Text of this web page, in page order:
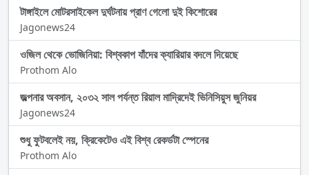
টাঙ্গাইলে মোটরসাইকেল দুর্ঘটনায় প্রাণ গেলো দুই কিশোরের
Jagonews24
ওজিল থেকে ভোজিনিয়া: বিশ্বকাপ যাঁদের ক্যারিয়ার বদলে দিয়েছে
Prothom Alo
জল্পনার অবসান, ২০৩২ সাল পর্যন্ত রিয়াল মাদ্রিদেই ভিনিসিয়ুস জুনিয়র
Jagonews24
শুধু ফুটবলেই নয়, ক্রিকেটেও এই বিশ্ব রেকর্ডটা স্পেনের
Prothom Alo